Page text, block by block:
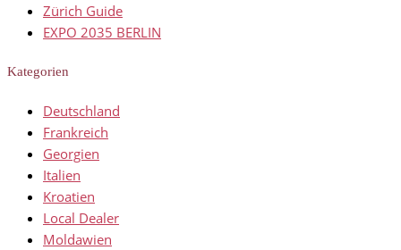
Zürich Guide
EXPO 2035 BERLIN
Kategorien
Deutschland
Frankreich
Georgien
Italien
Kroatien
Local Dealer
Moldawien